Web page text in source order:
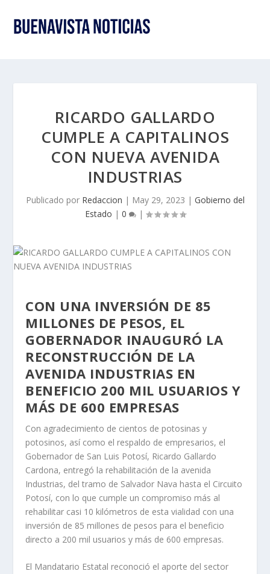
RICARDO GALLARDO
CUMPLE A CAPITALINOS
CON NUEVA AVENIDA
INDUSTRIAS
Publicado por Redaccion | May 29, 2023 | Gobierno del
Estado | 0 |
CON UNA INVERSIÓN DE 85
MILLONES DE PESOS, EL
GOBERNADOR INAUGURÓ LA
RECONSTRUCCIÓN DE LA
AVENIDA INDUSTRIAS EN
BENEFICIO 200 MIL USUARIOS Y
MÁS DE 600 EMPRESAS
Con agradecimiento de cientos de potosinas y
potosinos, así como el respaldo de empresarios, el
Gobernador de San Luis Potosí, Ricardo Gallardo
Cardona, entregó la rehabilitación de la avenida
Industrias, del tramo de Salvador Nava hasta el Circuito
Potosí, con lo que cumple un compromiso más al
rehabilitar casi 10 kilómetros de esta vialidad con una
inversión de 85 millones de pesos para el beneficio
directo a 200 mil usuarios y más de 600 empresas.
El Mandatario Estatal reconoció el aporte del sector